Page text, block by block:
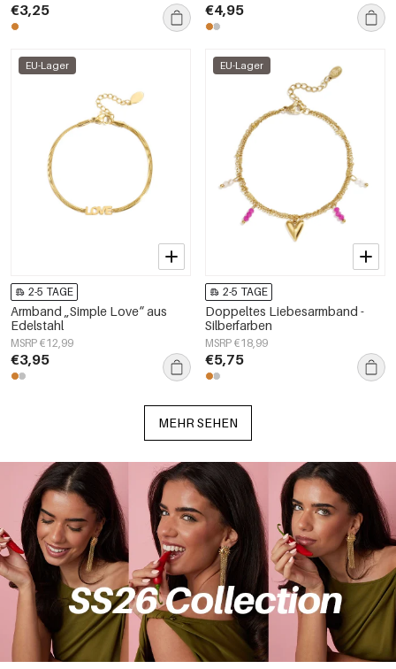
€3,25 €4,95
EU-Lager
2-5 TAGE
Armband „Simple Love“ aus
Edelstahl
MSRP €12,99
€3,95
EU-Lager
2-5 TAGE
Doppeltes Liebesarmband -
Silberfarben
MSRP €18,99
€5,75
MEHR SEHEN